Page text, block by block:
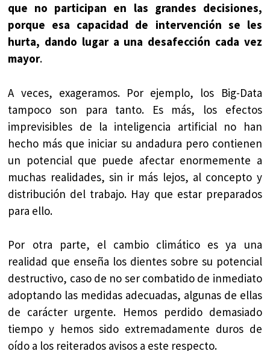
que no participan en las grandes decisiones,
porque esa capacidad de intervención se les
hurta, dando lugar a una desafección cada vez
mayor.
A veces, exageramos. Por ejemplo, los Big-Data
tampoco son para tanto. Es más, los efectos
imprevisibles de la inteligencia artificial no han
hecho más que iniciar su andadura pero contienen
un potencial que puede afectar enormemente a
muchas realidades, sin ir más lejos, al concepto y
distribución del trabajo. Hay que estar preparados
para ello.
Por otra parte, el cambio climático es ya una
realidad que enseña los dientes sobre su potencial
destructivo, caso de no ser combatido de inmediato
adoptando las medidas adecuadas, algunas de ellas
de carácter urgente. Hemos perdido demasiado
tiempo y hemos sido extremadamente duros de
oído a los reiterados avisos a este respecto.